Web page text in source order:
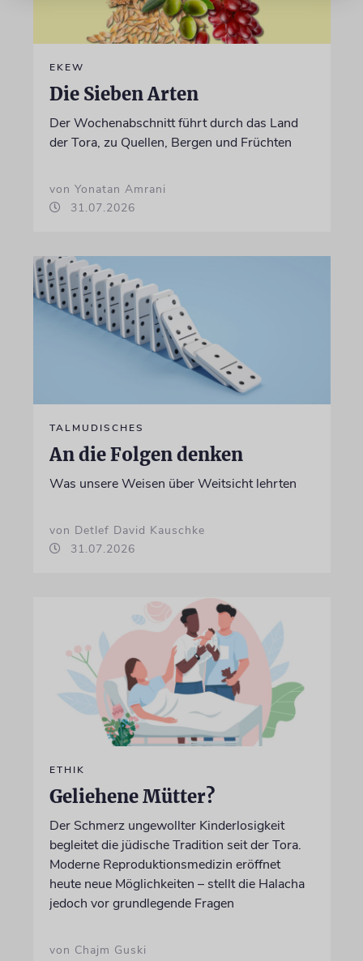
EKEW
Die Sieben Arten
Der Wochenabschnitt führt durch das Land
der Tora, zu Quellen, Bergen und Früchten
von Yonatan Amrani
31.07.2026
TALMUDISCHES
An die Folgen denken
Was unsere Weisen über Weitsicht lehrten
von Detlef David Kauschke
31.07.2026
ETHIK
Geliehene Mütter?
Der Schmerz ungewollter Kinderlosigkeit
begleitet die jüdische Tradition seit der Tora.
Moderne Reproduktionsmedizin eröffnet
heute neue Möglichkeiten – stellt die Halacha
jedoch vor grundlegende Fragen
von Chajm Guski